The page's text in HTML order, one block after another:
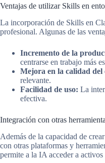
Ventajas de utilizar Skills en
La incorporación de Skills en
profesional. Algunas de las
Incremento de la
centrarse en trabajo más
Mejora en la calidad del
relevante.
Facilidad de uso: La
efectiva.
Integración con otras
Además de la capacidad de
con otras plataformas y
permite a la IA acceder a